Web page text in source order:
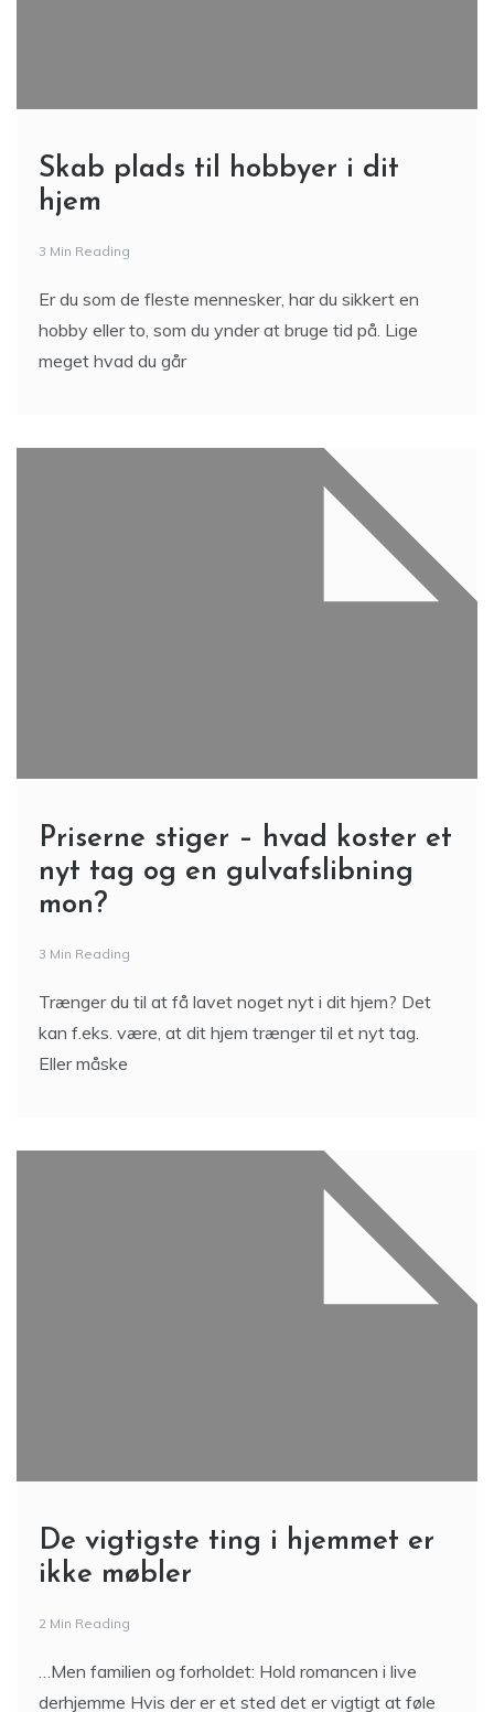
Skab plads til hobbyer i dit
hjem
3 Min Reading
Er du som de fleste mennesker, har du sikkert en
hobby eller to, som du ynder at bruge tid på. Lige
meget hvad du går
Priserne stiger – hvad koster et
nyt tag og en gulvafslibning
mon?
3 Min Reading
Trænger du til at få lavet noget nyt i dit hjem? Det
kan f.eks. være, at dit hjem trænger til et nyt tag.
Eller måske
De vigtigste ting i hjemmet er
ikke møbler
2 Min Reading
…Men familien og forholdet: Hold romancen i live
derhjemme Hvis der er et sted det er vigtigt at føle